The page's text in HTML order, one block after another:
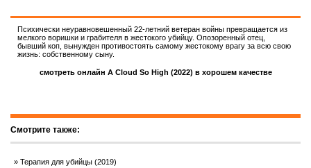
Психически неуравновешенный 22-летний ветеран войны превращается из
мелкого воришки и грабителя в жестокого убийцу. Опозоренный отец,
бывший коп, вынужден противостоять самому жестокому врагу за всю свою
жизнь: собственному сыну.
смотреть онлайн A Cloud So High (2022) в хорошем качестве
Смотрите также:
Терапия для убийцы (2019)